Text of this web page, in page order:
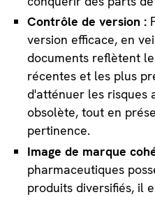
Contrôle de version :
version efficace, en
documents reflètent
récentes et les plus
d'atténuer les risques
obsolète, tout en
pertinence.
Image de marque
pharmaceutiques
produits diversifiés, il